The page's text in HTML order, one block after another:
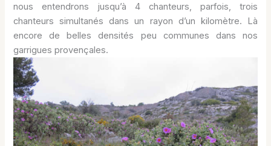
nous entendrons jusqu’à 4 chanteurs, parfois, trois
chanteurs simultanés dans un rayon d’un kilomètre. Là
encore de belles densités peu communes dans nos
garrigues provençales.